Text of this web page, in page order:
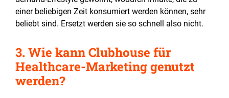
einer beliebigen Zeit konsumiert werden können, sehr
beliebt sind. Ersetzt werden sie so schnell also nicht.
3. Wie kann Clubhouse für
Healthcare-Marketing genutzt
werden?